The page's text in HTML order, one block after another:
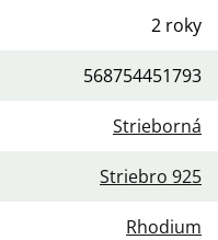
2 roky
568754451793
Strieborná
Striebro 925
Rhodium